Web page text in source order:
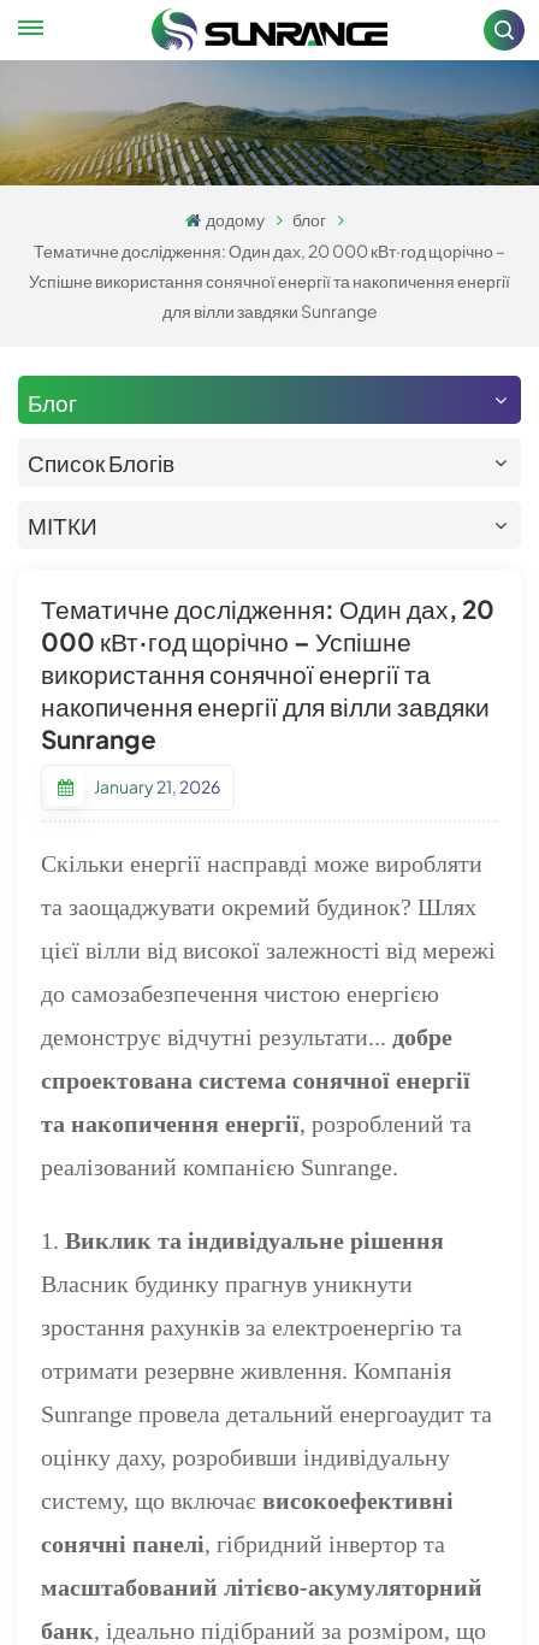
додому
блог
Тематичне дослідження: Один дах, 20 000 кВт·год щорічно –
Успішне використання сонячної енергії та накопичення енергії
для вілли завдяки Sunrange
Блог
Список Блогів
МІТКИ
Тематичне дослідження: Один дах, 20
000 кВт·год щорічно – Успішне
використання сонячної енергії та
накопичення енергії для вілли завдяки
Sunrange
January 21, 2026
Скільки енергії насправді може виробляти
та заощаджувати окремий будинок? Шлях
цієї вілли від високої залежності від мережі
до самозабезпечення чистою енергією
демонструє відчутні результати... добре
спроектована система сонячної енергії
та накопичення енергії, розроблений та
реалізований компанією Sunrange.
1.Виклик та індивідуальне рішення
Власник будинку прагнув уникнути
зростання рахунків за електроенергію та
отримати резервне живлення. Компанія
Sunrange провела детальний енергоаудит та
оцінку даху, розробивши індивідуальну
систему, що включаєвисокоефективні
сонячні панелі, гібридний інвертор та
масштабований літієво-акумуляторний
банк, ідеально підібраний за розміром, що